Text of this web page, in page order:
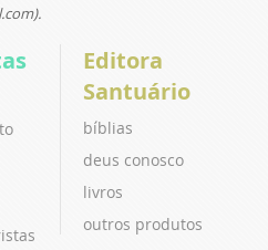
Editora
Santuário
bíblias
deus conosco
livros
outros produtos